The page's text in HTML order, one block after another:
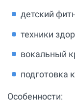
детский
техники
вокальный
подготовка
Особенности: